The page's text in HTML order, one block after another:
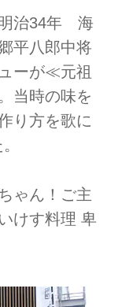
明治34年 海
平八郎中将
ーが≪元祖
当時の味を
り方を歌に
ゃん！ご主
けす料理 卑